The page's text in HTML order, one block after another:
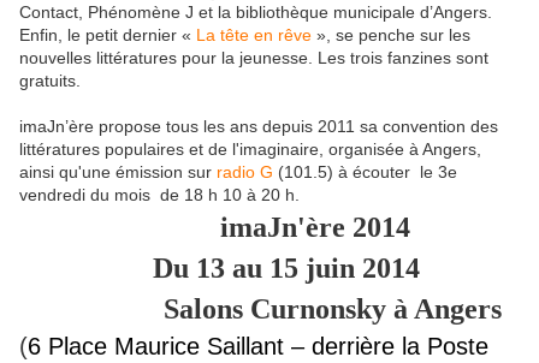
Contact, Phénomène J et la bibliothèque municipale d’Angers.
Enfin, le petit dernier « La tête en rêve », se penche sur les
nouvelles littératures pour la jeunesse. Les trois fanzines sont
gratuits.
imaJn’ère propose tous les ans depuis 2011 sa convention des
littératures populaires et de l'imaginaire, organisée à Angers,
ainsi qu'une émission sur radio G (101.5) à écouter le 3e
vendredi du mois de 18 h 10 à 20 h
imaJn'ère 2014
Du 13 au 15 juin 2014
Salons Curnonsky à Angers
(6 Place Maurice Saillant – derrière la Poste